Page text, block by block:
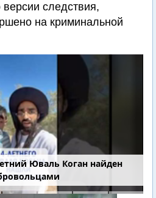
следствия,
на криминальной
Юваль Коган найден